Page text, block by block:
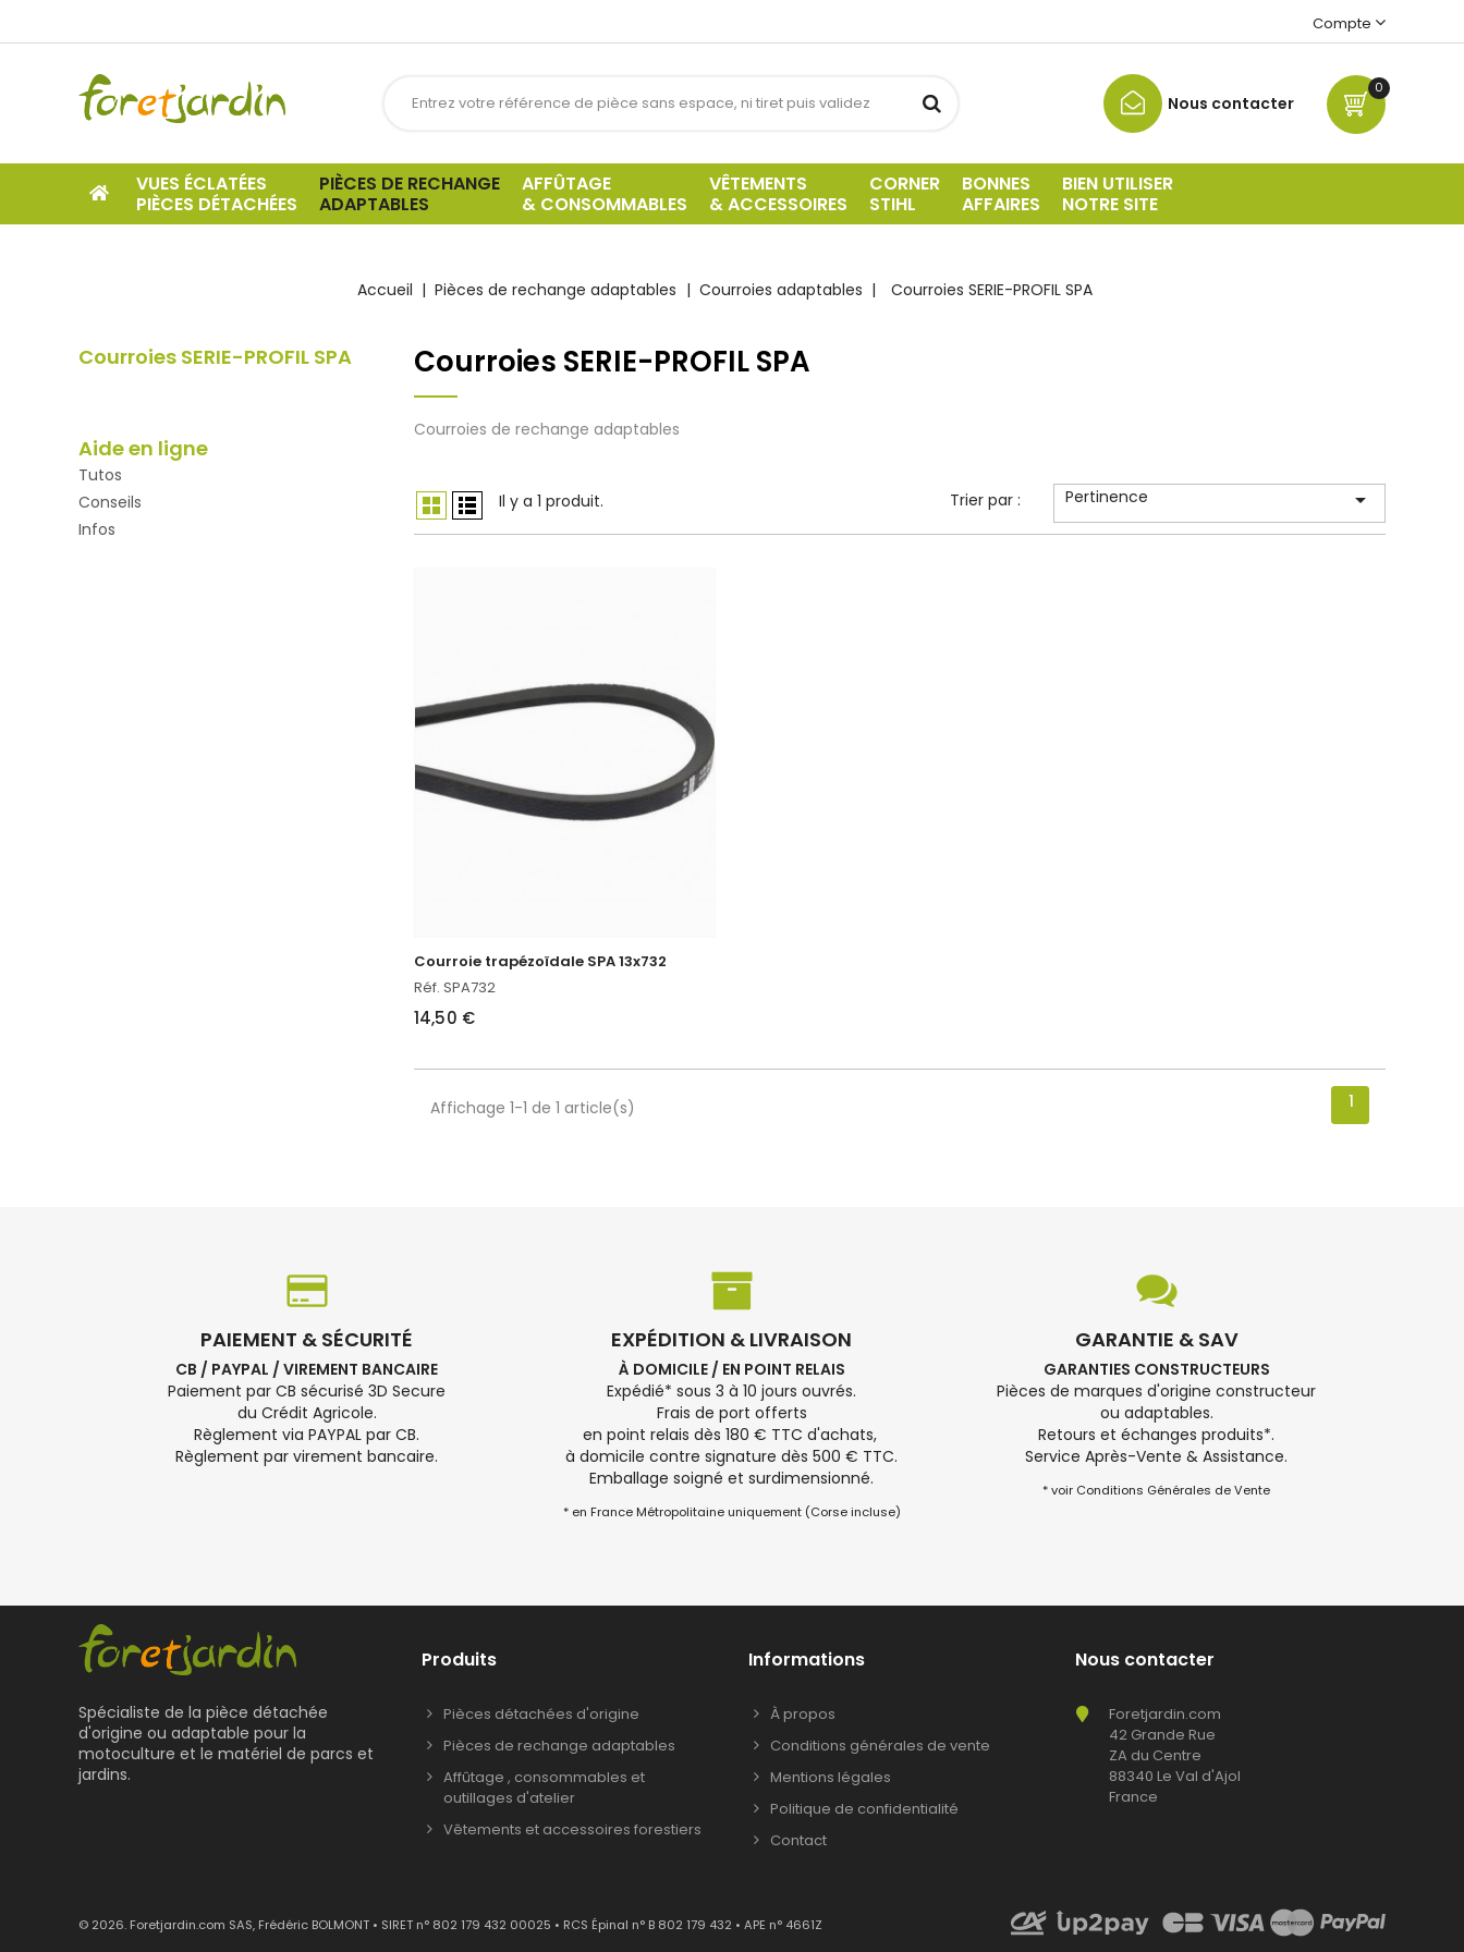
Compte
0
Nous contacter
VUES ÉCLATÉES
PIÈCES DÉTACHÉES
PIÈCES DE RECHANGE
ADAPTABLES
AFFÛTAGE
& CONSOMMABLES
VÊTEMENTS
& ACCESSOIRES
CORNER
STIHL
BONNES
AFFAIRES
BIEN UTILISER
NOTRE SITE
Accueil Pièces de rechange adaptables Courroies adaptables Courroies SERIE-PROFIL SPA
Courroies SERIE-PROFIL SPA
Aide en ligne
Tutos
Conseils
Infos
Courroies SERIE-PROFIL SPA
Courroies de rechange adaptables
Il y a 1 produit. Trier par : Pertinence 
Courroie trapézoïdale SPA 13x732
Réf. SPA732
14,50 €
Affichage 1-1 de 1 article(s) 1
PAIEMENT & SÉCURITÉ
CB / PAYPAL / VIREMENT BANCAIRE
Paiement par CB sécurisé 3D Secure
du Crédit Agricole.
Règlement via PAYPAL par CB.
Règlement par virement bancaire.
EXPÉDITION & LIVRAISON
À DOMICILE / EN POINT RELAIS
Expédié* sous 3 à 10 jours ouvrés.
Frais de port offerts
en point relais dès 180 € TTC d'achats,
à domicile contre signature dès 500 € TTC.
Emballage soigné et surdimensionné.
* en France Métropolitaine uniquement (Corse incluse)
GARANTIE & SAV
GARANTIES CONSTRUCTEURS
Pièces de marques d'origine constructeur
ou adaptables.
Retours et échanges produits*.
Service Après-Vente & Assistance.
* voir Conditions Générales de Vente
Spécialiste de la pièce détachée
d'origine ou adaptable pour la
motoculture et le matériel de parcs et
jardins.
Produits
Pièces détachées d'origine
Pièces de rechange adaptables
Affûtage , consommables et
outillages d'atelier
Vêtements et accessoires forestiers
Informations
À propos
Conditions générales de vente
Mentions légales
Politique de confidentialité
Contact
Nous contacter
Foretjardin.com
42 Grande Rue
ZA du Centre
88340 Le Val d'Ajol
France
© 2026. Foretjardin.com SAS, Frédéric BOLMONT • SIRET n° 802 179 432 00025 • RCS Épinal n° B 802 179 432 • APE n° 4661Z